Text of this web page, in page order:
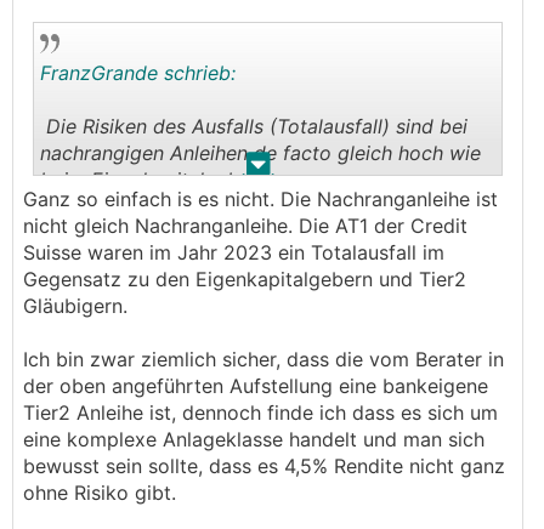
. .
FranzGrande schrieb:
Die Risiken des Ausfalls (Totalausfall) sind bei
nachrangigen Anleihen de facto gleich hoch wie
beim Eigenkapitalgeber.
Ganz so einfach is es nicht. Die Nachranganleihe ist
nicht gleich Nachranganleihe. Die AT1 der Credit
Suisse waren im Jahr 2023 ein Totalausfall im
Gegensatz zu den Eigenkapitalgebern und Tier2
Gläubigern.
Ich bin zwar ziemlich sicher, dass die vom Berater in
der oben angeführten Aufstellung eine bankeigene
Tier2 Anleihe ist, dennoch finde ich dass es sich um
eine komplexe Anlageklasse handelt und man sich
bewusst sein sollte, dass es 4,5% Rendite nicht ganz
ohne Risiko gibt.